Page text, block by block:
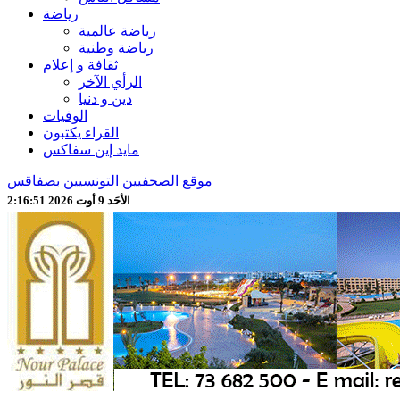
رياضة
رياضة عالمية
رياضة وطنية
ثقافة و إعلام
الرأي الآخر
دين و دنيا
الوفيات
القراء يكتبون
مايد إين سفاكس
موقع الصحفيين التونسيين بصفاقس
الأحَد 9 أوت 2026 2:16:53